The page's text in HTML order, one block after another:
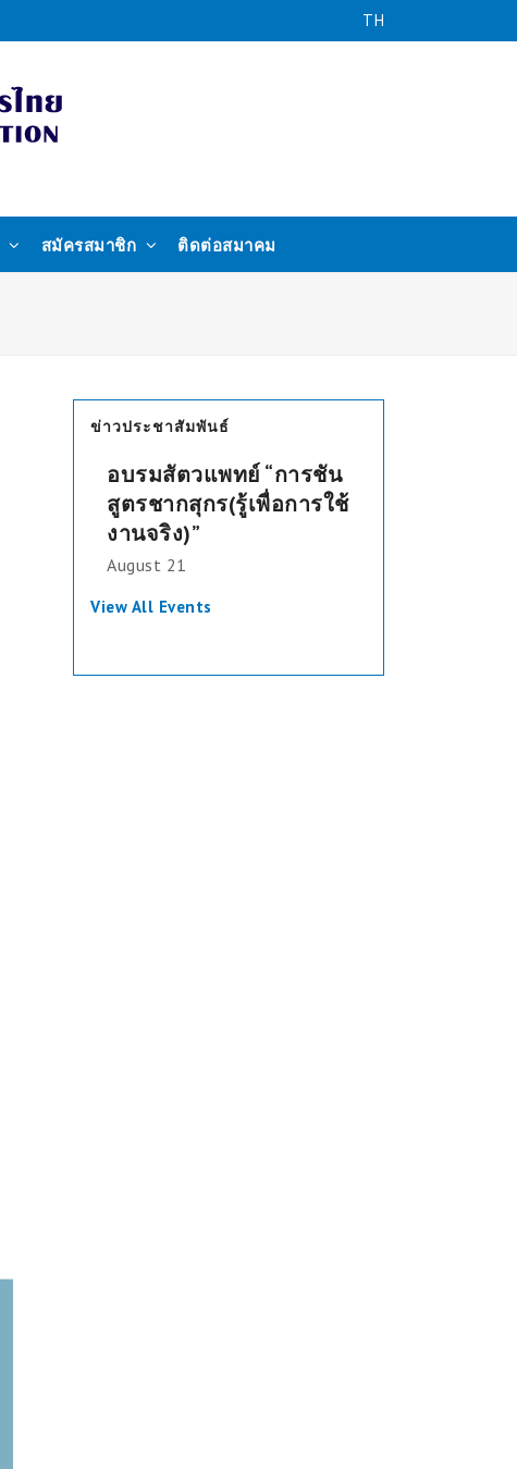
TH
สมัครสมาชิก ติดต่อสมาคม
ข่าวประชาสัมพันธ์
อบรมสัตวแพทย์ “การชัน
สูตรชากสุกร(รู้เพื่อการใช้
งานจริง)”
August 21
View All Events